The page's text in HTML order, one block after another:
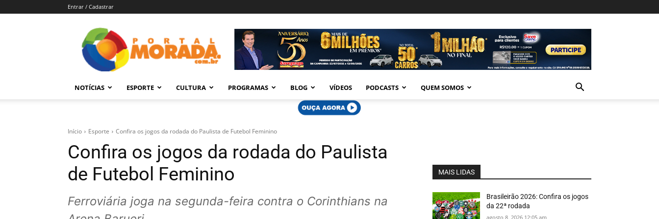
Entrar / Cadastrar
Morada
–
Araraquara
NOTÍCIAS ESPORTE CULTURA PROGRAMAS BLOG VÍDEOS PODCASTS QUEM SOMOS
Início Esporte Confira os jogos da rodada do Paulista de Futebol Feminino
Confira os jogos da rodada do Paulista
de Futebol Feminino
Ferroviária joga na segunda-feira contra o Corinthians na
MAIS LIDAS
Brasileirão 2026: Confira os jogos
da 22ª rodada
agosto 8, 2026 12:05 am